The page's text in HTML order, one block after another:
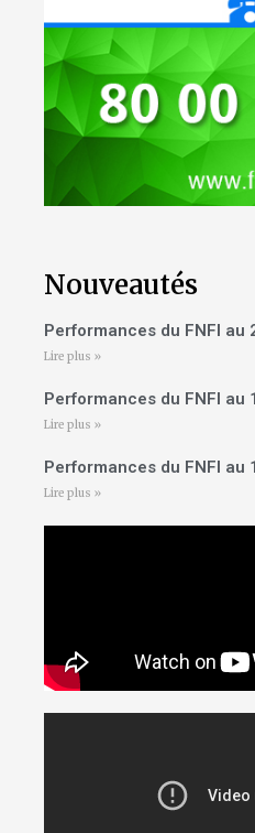
Nouveautés
Performances du FNFI au
Lire plus »
Performances du FNFI au
Lire plus »
Performances du FNFI au
Lire plus »